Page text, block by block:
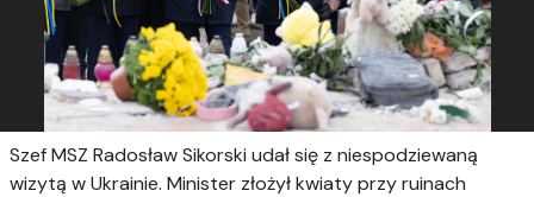
Szef MSZ Radosław Sikorski udał się z niespodziewaną
wizytą w Ukrainie. Minister złożył kwiaty przy ruinach